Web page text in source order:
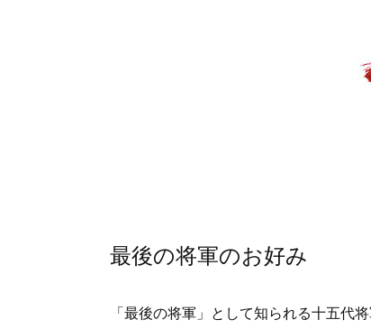
最後の将軍のお好み
「最後の将軍」として知られる十五代